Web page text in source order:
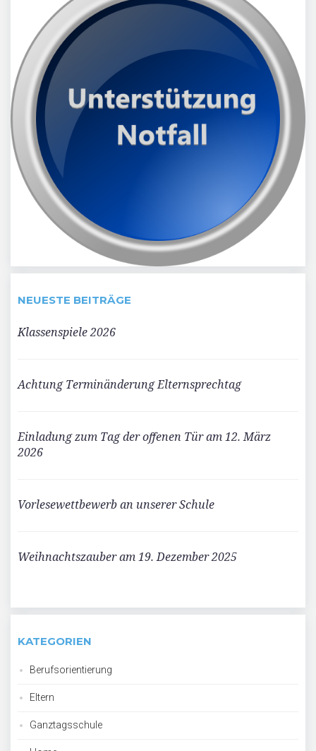
NEUESTE BEITRÄGE
Klassenspiele 2026
Achtung Terminänderung Elternsprechtag
Einladung zum Tag der offenen Tür am 12. März
2026
Vorlesewettbewerb an unserer Schule
Weihnachtszauber am 19. Dezember 2025
KATEGORIEN
Berufsorientierung
Eltern
Ganztagsschule